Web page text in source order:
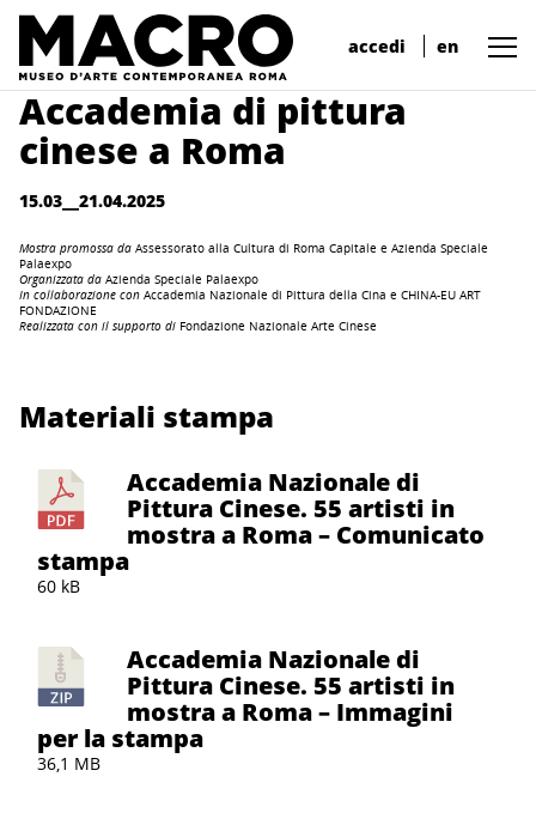
accedi en
Accademia di pittura
cinese a Roma
15.03__21.04.2025
Mostra promossa da Assessorato alla Cultura di Roma Capitale e Azienda Speciale
Palaexpo
Organizzata da Azienda Speciale Palaexpo
In collaborazione con Accademia Nazionale di Pittura della Cina e CHINA-EU ART
FONDAZIONE
Realizzata con il supporto di Fondazione Nazionale Arte Cinese
Materiali stampa
Accademia Nazionale di
Pittura Cinese. 55 artisti in
mostra a Roma – Comunicato
stampa
60 kB
Accademia Nazionale di
Pittura Cinese. 55 artisti in
mostra a Roma – Immagini
per la stampa
36,1 MB